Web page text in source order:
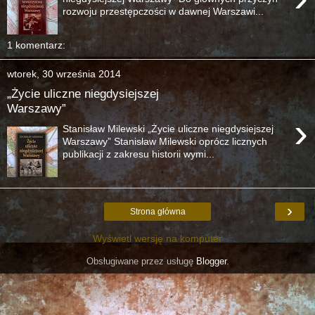
rozwoju przestępczości w dawnej Warszawi...
1 komentarz:
wtorek, 30 września 2014
„Życie uliczne niegdysiejszej
Warszawy”
›
Stanisław Milewski „Życie uliczne niegdysiejszej
Warszawy” Stanisław Milewski oprócz licznych
publikacji z zakresu historii wymi...
›
Strona główna
Wyświetl wersję na komputer
Obsługiwane przez usługę Blogger.